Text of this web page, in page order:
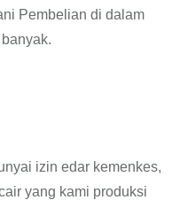
Pembelian di dalam
izin edar kemenkes,
yang kami produksi